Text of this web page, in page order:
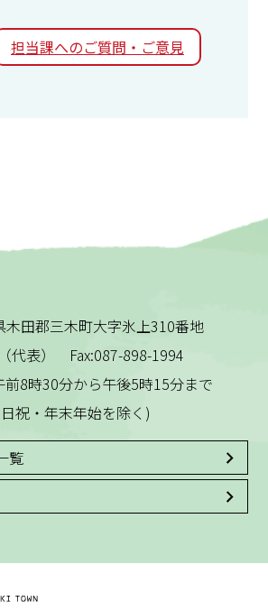
担当課へのご質問・ご意見
木田郡三木町大字氷上310番地
代表） Fax:087-898-1994
前8時30分から午後5時15分まで
祝・年末年始を除く)
覧